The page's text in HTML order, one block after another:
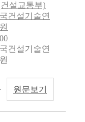
설교통부)
건설기술연
건설기술연
원문보기